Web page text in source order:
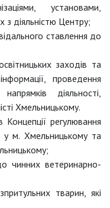
установами,
з діяльністю Центру;
ставлення до
заходів та
проведення
діяльності,
Хмельницькому.
регулювання
у м. Хмельницькому та
чинних ветеринарно-
тварин, які